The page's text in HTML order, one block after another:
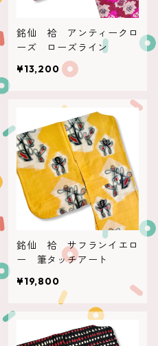
銘仙 袷 アンティークロ
ーズ ローズライン
¥13,200
銘仙 袷 サフランイエロ
ー 筆タッチアート
¥19,800